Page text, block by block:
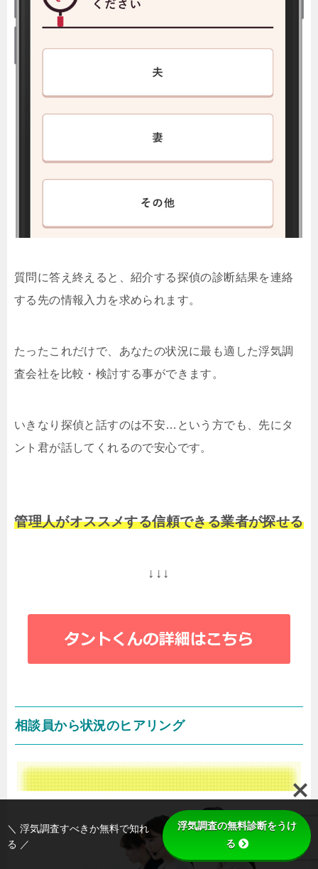
質問に答え終えると、紹介する探偵の診断結果を連絡
する先の情報入力を求められます。
たったこれだけで、あなたの状況に最も適した浮気調
査会社を比較・検討する事ができます。
いきなり探偵と話すのは不安…という方でも、先にタ
ント君が話してくれるので安心です。
管理人がオススメする信頼できる業者が探せる
↓↓↓
相談員から状況のヒアリング
＼ 浮気調査すべきか無料で知れ
る ／
浮気調査の無料診断をうけ
る